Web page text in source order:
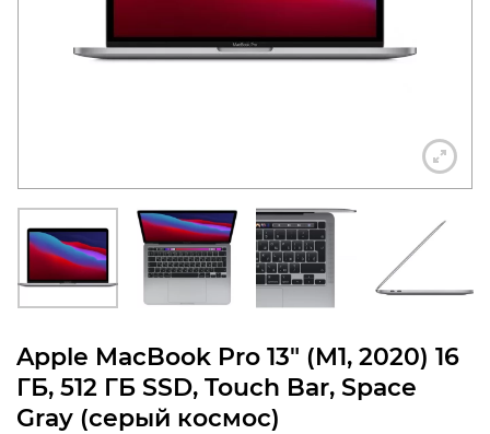
Apple MacBook Pro 13″ (M1, 2020) 16
ГБ, 512 ГБ SSD, Touch Bar, Space
Gray (серый космос)
политикой
+7 812 318-40-14
(c 10:00 до 21:00, без
выходных)